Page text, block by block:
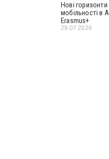
Нові
мобільності в
Erasmus+
29.07.2026